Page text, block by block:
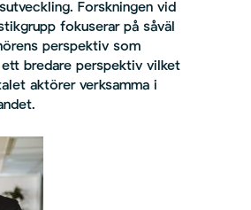
Forskningen vid
fokuserar på såväl
perspektiv som
bredare perspektiv vilket
aktörer verksamma i